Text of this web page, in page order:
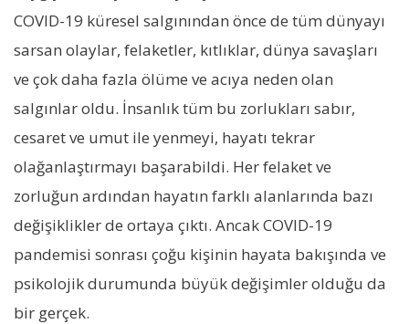
COVID-19 küresel salgınından önce de tüm dünyayı
sarsan olaylar, felaketler, kıtlıklar, dünya savaşları
ve çok daha fazla ölüme ve acıya neden olan
salgınlar oldu. İnsanlık tüm bu zorlukları sabır,
cesaret ve umut ile yenmeyi, hayatı tekrar
olağanlaştırmayı başarabildi. Her felaket ve
zorluğun ardından hayatın farklı alanlarında bazı
değişiklikler de ortaya çıktı. Ancak COVID-19
pandemisi sonrası çoğu kişinin hayata bakışında ve
psikolojik durumunda büyük değişimler olduğu da
bir gerçek.